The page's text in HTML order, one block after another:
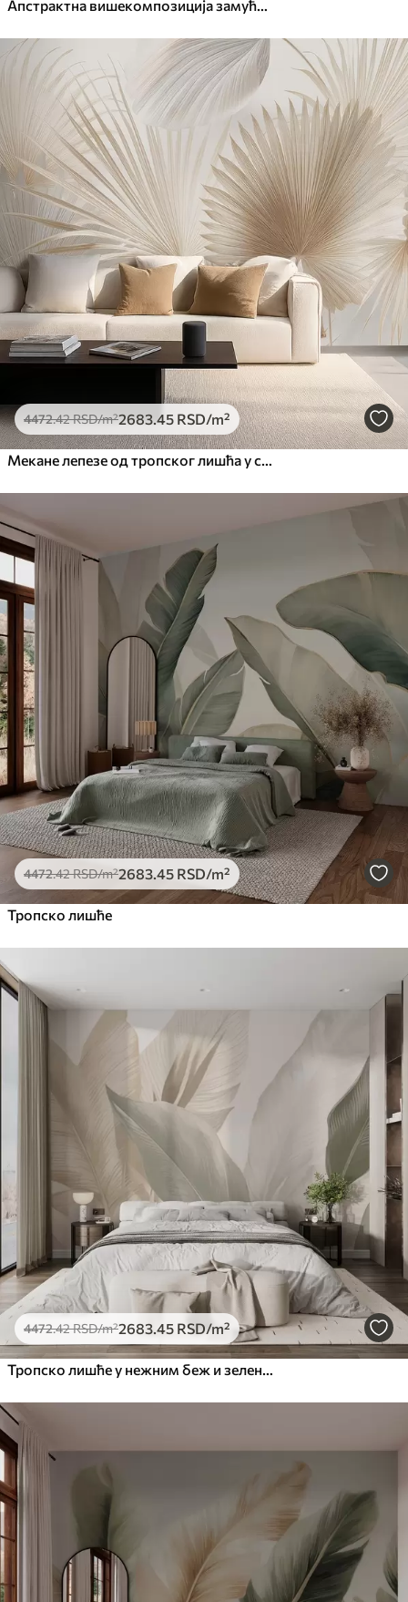
4472.42RSD/m²2683 .45 RSD/m²
4472.42RSD/m²2683 .45 RSD/m²
Тропско лишће
4472.42RSD/m²2683 .45 RSD/m²